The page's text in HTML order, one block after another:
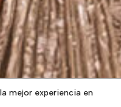
mejor experiencia en